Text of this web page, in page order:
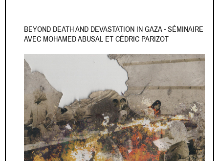
BEYOND DEATH AND DEVASTATION IN GAZA - SÉMINAIRE
AVEC MOHAMED ABUSAL ET CÉDRIC PARIZOT